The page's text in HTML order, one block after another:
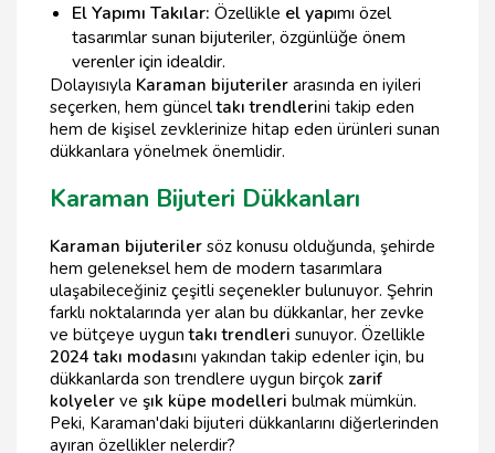
El Yapımı Takılar: Özellikle el yapımı özel
tasarımlar sunan bijuteriler, özgünlüğe önem
verenler için idealdir.
Dolayısıyla Karaman bijuteriler arasında en iyileri
seçerken, hem günceltakı trendlerini takip eden
hem de kişisel zevklerinize hitap eden ürünleri sunan
dükkanlara yönelmek önemlidir.
Karaman Bijuteri Dükkanları
Karaman bijuteriler söz konusu olduğunda, şehirde
hem geleneksel hem de modern tasarımlara
ulaşabileceğiniz çeşitli seçenekler bulunuyor. Şehrin
farklı noktalarında yer alan bu dükkanlar, her zevke
ve bütçeye uyguntakı trendleri sunuyor. Özellikle
2024 takı modasını yakından takip edenler için, bu
dükkanlarda son trendlere uygun birçok zarif
kolyeler ve şık küpe modelleri bulmak mümkün.
Peki, Karaman'daki bijuteri dükkanlarını diğerlerinden
ayıran özellikler nelerdir?